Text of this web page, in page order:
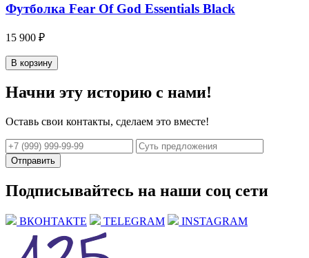
Футболка Fear Of God Essentials Black
15 900 ₽
В корзину
Начни эту историю с нами!
Оставь свои контакты, сделаем это вместе!
Отправить
Подписывайтесь на наши соц сети
ВКОНТАКТЕ TELEGRAM INSTAGRAM